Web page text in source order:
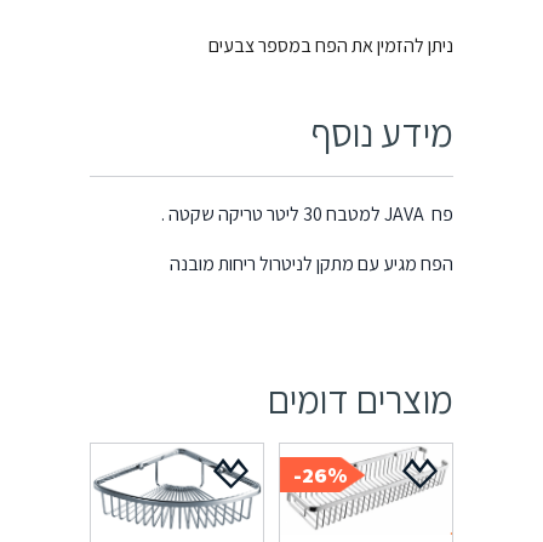
ניתן להזמין את הפח במספר צבעים
מידע נוסף
פח JAVA למטבח 30 ליטר טריקה שקטה .
הפח מגיע עם מתקן לניטרול ריחות מובנה
מוצרים דומים
26%-